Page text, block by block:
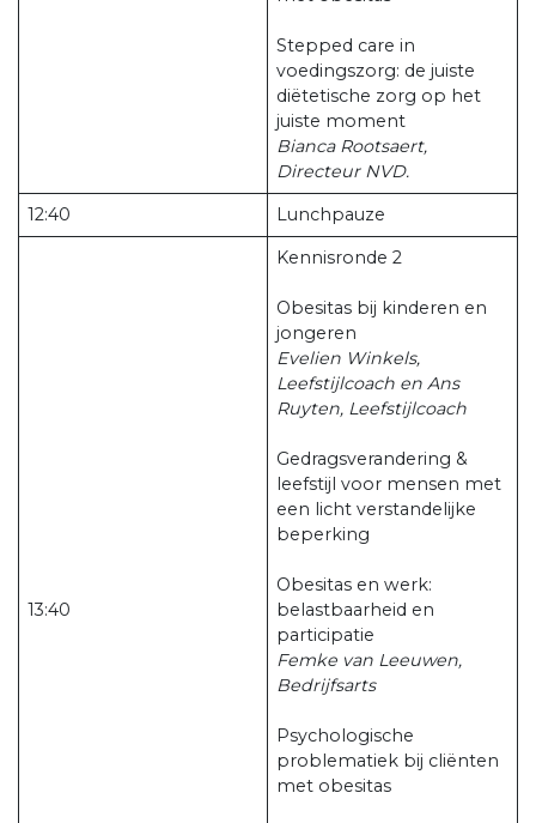
Stepped care in
voedingszorg: de juiste
diëtetische zorg op het
juiste moment
Bianca Rootsaert,
Directeur NVD.
12:40
Lunchpauze
13:40
Kennisronde 2
Obesitas bij kinderen en
jongeren
Evelien Winkels,
Leefstijlcoach en Ans
Ruyten, Leefstijlcoach
Gedragsverandering &
leefstijl voor mensen met
een licht verstandelijke
beperking
Obesitas en werk:
belastbaarheid en
participatie
Femke van Leeuwen,
Bedrijfsarts
Psychologische
problematiek bij cliënten
met obesitas